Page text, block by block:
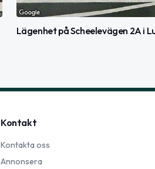
Lägenhet på Scheelevägen 2A i
Kontakt
Kontakta oss
Annonsera